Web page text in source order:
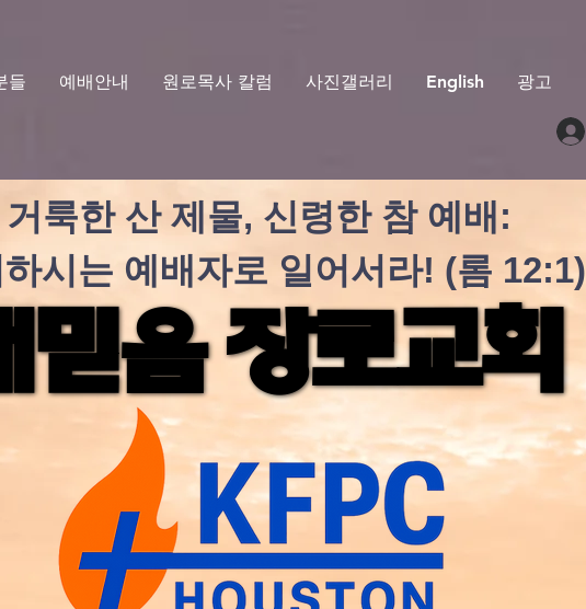
들 예배안내 원로목사 칼럼 사진갤러리 English 광고
거룩한 산 제물, 신령한 참 예배:
시는 예배자로 일어서라! (롬 12:1)
믿음 장로교회
믿음 장로교회